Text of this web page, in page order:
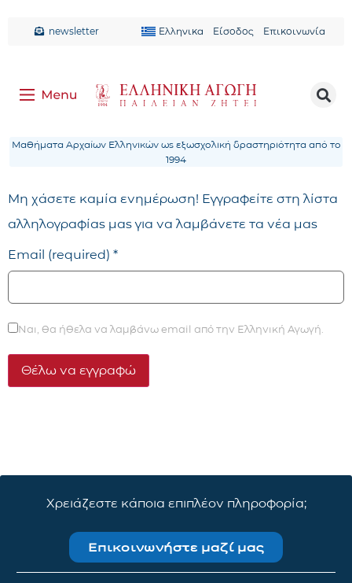
newsletter Ελληνικα Είσοδος Επικοινωνία
Μαθήματα Αρχαίων Ελληνικών ως εξωσχολική δραστηριότητα από το
1994
Μη χάσετε καμία ενημέρωση! Εγγραφείτε στη λίστα
αλληλογραφίας μας για να λαμβάνετε τα νέα μας
Email (required) *
Ναι, θα ήθελα να λαμβάνω email από την Ελληνική Αγωγή.
blank.
Χρειάζεστε κάποια επιπλέον πληροφορία;
Επικοινωνήστε μαζί μας